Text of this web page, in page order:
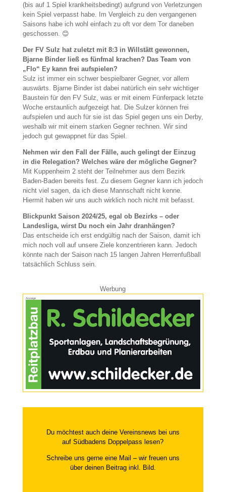
(bis auf 1 Spiel krankheitsbedingt) aufgrund von Verletzungen
kein Spiel verpasst habe. Im Vergleich zu den vergangenen
Saisons habe ich wohl einfach zu oft vor dem Tor daneben
geschossen. 😊
Der FV Sulz hat zuletzt mit 8:3 in Willstätt gewonnen,
Bjarne Binder ließ es fünfmal krachen? Das Team von
„Flo“ Ey kann frei aufspielen?
Sulz ist immer ein schwer bespielbarer Gegner, vor allem
auswärts. Bjarne Binder ist dabei natürlich ein sehr wichtiger
Baustein für den FV Sulz, was er mit einem Fünferpack letzte
Woche erstaunlich aufgezeigt hat. Die Sulzer können frei
aufspielen und auch für sie ist das Spiel gegen uns ein Derby,
weshalb wir mit einem starken Gegner rechnen. Wir sind
jedoch gut gewappnet für das Spiel.
Nehmen wir den Fall der Fälle, auch gelingt der Einzug
in die Relegation? Welches wäre der mögliche Gegner?
Mit Kuppenheim 2 steht der Teilnehmer aus dem Bezirk
Baden-Baden bereits fest. Zu diesem Gegner kann ich jedoch
nicht viel sagen, da ich diese Mannschaft nicht kenne.
Hiermit haben wir uns auch wirklich noch nicht mit befasst.
Blickpunkt Saison 2024/25, egal ob Bezirks – oder
Landesliga, wirst Du noch ein Jahr dranhängen?
Das entscheide ich erst endgültig nach der Saison, damit ich
mich noch voll auf unsere Ziele konzentrieren kann. Jedoch
könnte nach der Saison nach 15 langen Jahren Herrenfußball
tatsächlich Schluss sein.
Werbung
Anzeige
Du möchtest auch deine Vereinsnews bei uns
auf Südbadens Doppelpass lesen?
Schreibe uns gerne eine Mail – wir freuen uns
über deinen Beitrag inkl. Bild.